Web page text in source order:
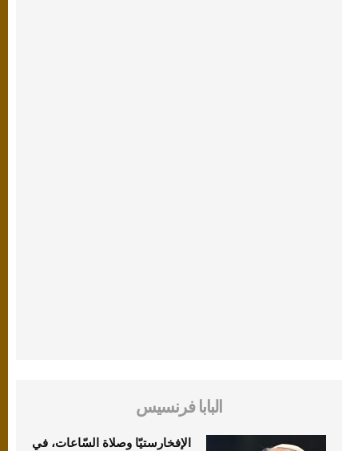
البابا فرنسيس
الإفخارستيّا وصلاة السّاعات، في